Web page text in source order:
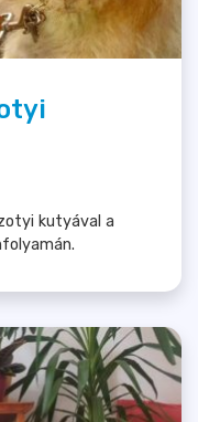
kutyával a